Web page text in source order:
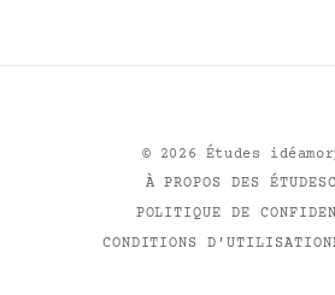
© 2026 Études
À PROPOS DES ÉTUDES
POLITIQUE DE
CONDITIONS D'UTILISATION